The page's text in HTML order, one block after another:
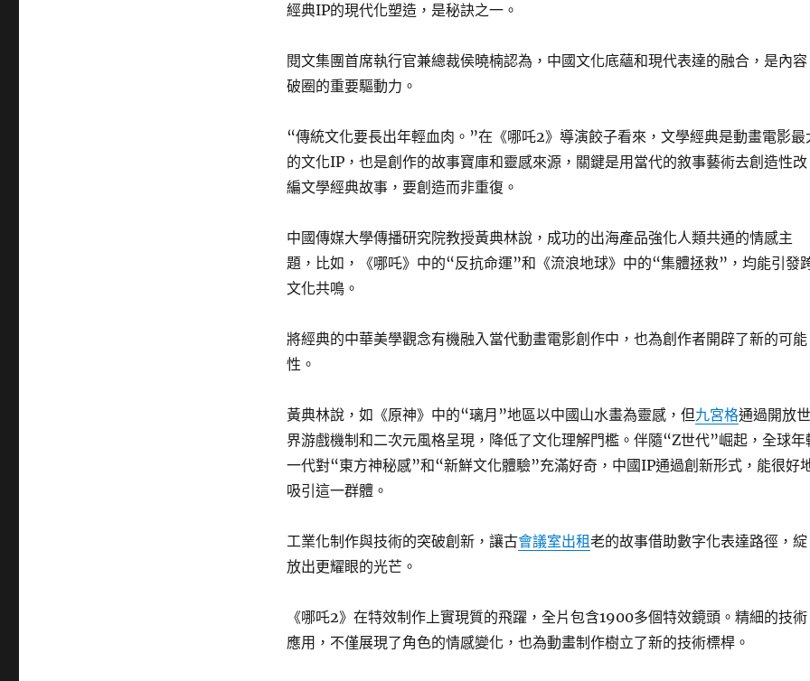
經典IP的現代化塑造，是秘訣之一。
閱文集團首席執行官兼總裁侯曉楠認為，中國文化底蘊和現代表達的融合，是內容
破圈的重要驅動力。
“傳統文化要長出年輕血肉。”在《哪吒2》導演餃子看來，文學經典是動畫電影最
的文化IP，也是創作的故事寶庫和靈感來源，關鍵是用當代的敘事藝術去創造性改
編文學經典故事，要創造而非重復。
中國傳媒大學傳播研究院教授黃典林說，成功的出海產品強化人類共通的情感主
題，比如，《哪吒》中的“反抗命運”和《流浪地球》中的“集體拯救”，均能引發
文化共鳴。
將經典的中華美學觀念有機融入當代動畫電影創作中，也為創作者開辟了新的可能
性。
黃典林說，如《原神》中的“璃月”地區以中國山水畫為靈感，但九宮格通過開放世
界游戲機制和二次元風格呈現，降低了文化理解門檻。伴隨“Z世代”崛起，全球年
一代對“東方神秘感”和“新鮮文化體驗”充滿好奇，中國IP通過創新形式，能很好
吸引這一群體。
工業化制作與技術的突破創新，讓古會議室出租老的故事借助數字化表達路徑，綻
放出更耀眼的光芒。
《哪吒2》在特效制作上實現質的飛躍，全片包含1900多個特效鏡頭。精細的技術
應用，不僅展現了角色的情感變化，也為動畫制作樹立了新的技術標桿。